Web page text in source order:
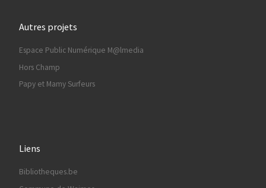
Autres projets
Espace Public Numérique M@lmedia
Hors Champ
Papy et Mamy Surfeurs
Liens
Bibliotheques.be